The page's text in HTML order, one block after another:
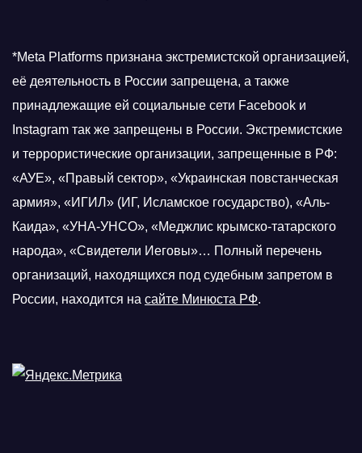
*Meta Platforms признана экстремистской организацией,
её деятельность в России запрещена, а также
принадлежащие ей социальные сети Facebook и
Instagram так же запрещены в России. Экстремистские
и террористические организации, запрещенные в РФ:
«АУЕ», «Правый сектор», «Украинская повстанческая
армия», «ИГИЛ» (ИГ, Исламское государство), «Аль-
Каида», «УНА-УНСО», «Меджлис крымско-татарского
народа», «Свидетели Иеговы»… Полный перечень
организаций, находящихся под судебным запретом в
России, находится на сайте Минюста РФ.